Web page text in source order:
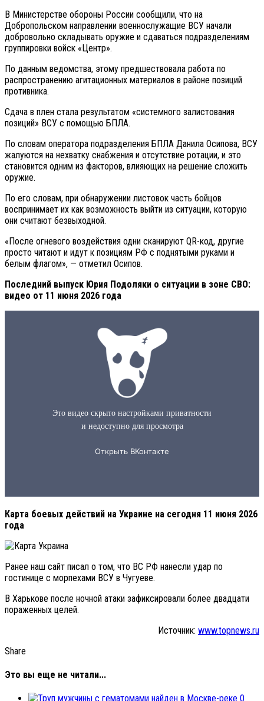
В Министерстве обороны России сообщили, что на
Добропольском направлении военнослужащие ВСУ начали
добровольно складывать оружие и сдаваться подразделениям
группировки войск «Центр».
По данным ведомства, этому предшествовала работа по
распространению агитационных материалов в районе позиций
противника.
Сдача в плен стала результатом «системного залистования
позиций» ВСУ с помощью БПЛА.
По словам оператора подразделения БПЛА Данила Осипова, ВСУ
жалуются на нехватку снабжения и отсутствие ротации, и это
становится одним из факторов, влияющих на решение сложить
оружие.
По его словам, при обнаружении листовок часть бойцов
воспринимает их как возможность выйти из ситуации, которую
они считают безвыходной.
«После огневого воздействия одни сканируют QR-код, другие
просто читают и идут к позициям РФ с поднятыми руками и
белым флагом», — отметил Осипов.
Последний выпуск Юрия Подоляки о ситуации в зоне СВО:
видео от 11 июня 2026 года
Карта боевых действий на Украине на сегодня 11 июня 2026
года
Ранее наш сайт писал о том, что ВС РФ нанесли удар по
гостинице с морпехами ВСУ в Чугуеве.
В Харькове после ночной атаки зафиксировали более двадцати
пораженных целей.
Источник: www.topnews.ru
Share
Это вы еще не читали...
0